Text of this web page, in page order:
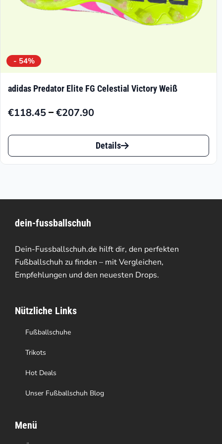
- 54%
adidas Predator Elite FG Celestial Victory Weiß
€118.45–€207.90
Preisspanne:
€118.45
€207.90
Dieses
Produkt
auf.
Die
Optionen
können
der
Produktseite
gewählt
werden
Details
dein-fussballschuh
Dein-Fussballschuh.de hilft dir, den perfekten
Fußballschuh zu finden – mit Vergleichen,
Empfehlungen und den neuesten Drops.
Nützliche Links
Fußballschuhe
Trikots
Hot Deals
Unser Fußballschuh Blog
Menü